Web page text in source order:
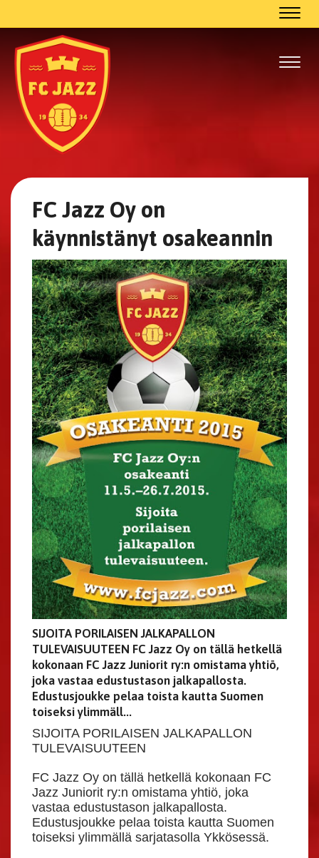
FC Jazz Oy on
käynnistänyt osakeannin
SIJOITA PORILAISEN JALKAPALLON
TULEVAISUUTEEN FC Jazz Oy on tällä hetkellä
kokonaan FC Jazz Juniorit ry:n omistama yhtiö,
joka vastaa edustustason jalkapallosta.
Edustusjoukke pelaa toista kautta Suomen
toiseksi ylimmäll...
SIJOITA PORILAISEN JALKAPALLON
TULEVAISUUTEEN
FC Jazz Oy on tällä hetkellä kokonaan FC
Jazz Juniorit ry:n omistama yhtiö, joka
vastaa edustustason jalkapallosta.
Edustusjoukke pelaa toista kautta Suomen
toiseksi ylimmällä sarjatasolla Ykkösessä.